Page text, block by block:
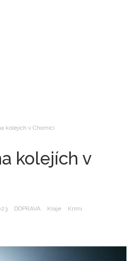
kolejích v Chornici
kolejích v
DOPRAVA Kraje Krimi